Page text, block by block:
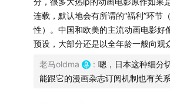
游戏化的法式性别关系
德纳芙所谓纠缠的自由
艺术家享受免死金牌
阿兰·德龙的右翼倾向
连载，默认地会有所谓的“福利”环节
性）。中国和欧美的主流动画电影好
预设，大部分还是以全年龄一般向观
老马oldma : 嗯，日本这种细分
能跟它的漫画杂志订阅机制也有关系